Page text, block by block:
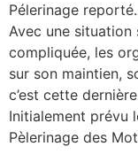
Pélerinage
Avec une
compliquée, les
sur son maintien,
c’est cette
Initialement prévu
Pèlerinage des